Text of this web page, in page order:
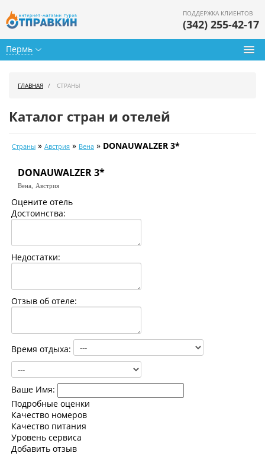
Пермь
ПОДДЕРЖКА КЛИЕНТОВ
(342) 255-42-17
Календарь туров
Цены дня
Страны
ГЛАВНАЯ СТРАНЫ
Каталог стран и отелей
Страны » Австрия » Вена » DONAUWALZER 3*
DONAUWALZER 3*
Вена, Австрия
Оцените отель
Достоинства:
Недостатки:
Отзыв об отеле:
Время отдыха:
Ваше Имя:
Подробные оценки
Качество номеров
Качество питания
Уровень сервиса
Добавить отзыв